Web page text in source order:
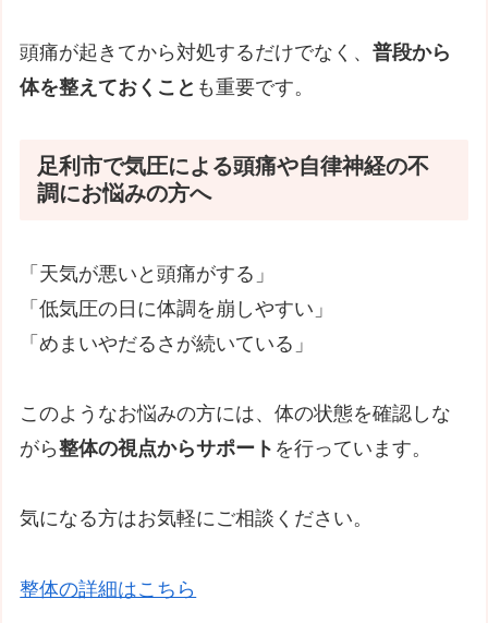
頭痛が起きてから対処するだけでなく、普段から
体を整えておくこと も重要です。
足利市で気圧による頭痛や自律神経の不
調にお悩みの方へ
「天気が悪いと頭痛がする」
「低気圧の日に体調を崩しやすい」
「めまいやだるさが続いている」
このようなお悩みの方には、体の状態を確認しな
がら整体の視点からサポート を行っています。
気になる方はお気軽にご相談ください。
整体の詳細はこちら